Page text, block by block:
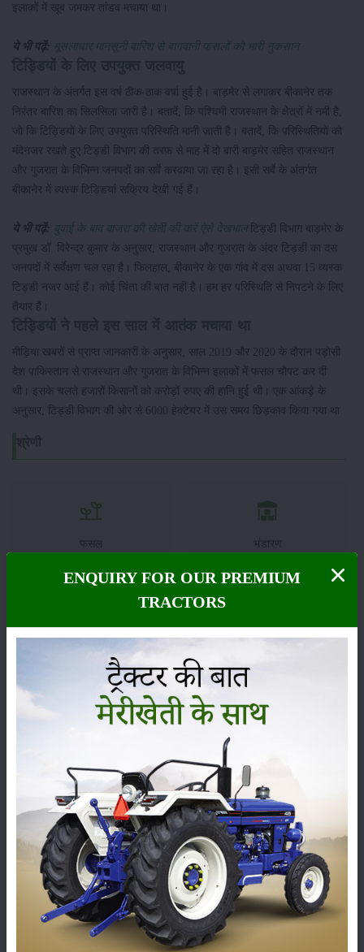
इलाकों में खूब जमकर तांडव मचाया था।
ये भी पढ़ें: मूसलाधार मानसूनी बारिश से बागवानी फसलों को भारी नुकसान
राजस्थान के अंतर्गत इस वर्ष ठीक-ठाक वर्षा हुई है। बाड़मेर से लगाकर बीकानेर तक
निरंतर बारिश का सिलसिला जारी है। बतादें, कि पश्चिमी राजस्थान के क्षेत्रों में नमी है,
जो कि टिड्डियों के लिए उपयुक्त परिस्थिति मानी जाती है। बतादें, कि परिस्थितियों को
मंदेनजर रखते हुए टिड्डी विभाग की तरफ से माह में दो बारी बाड़मेर सहित राजस्थान
और गुजरात के विभिन्न जनपदों का सर्वे करवाया जा रहा है। इसी सर्वे के अंतर्गत
बीकानेर में व्यस्क टिड्डियां सक्रिय देखी गई हैं।
ये भी पढ़ें: बुवाई के बाद बाजरा की खेती की करें ऐसे देखभाल
टिड्डी विभाग बाड़मेर के
प्रमुख डॉ. विरेन्द्र कुमार के अनुसार, राजस्थान और गुजरात के अंदर टिड्डी का दस
जनपदों में सर्वेक्षण चल रहा है। फिलहाल, बीकानेर के एक गांव में दस अथवा 15 व्यस्क
टिड्डी नजर आई हैं। कोई चिंता की बात नहीं है। हम हर परिस्थिति से निपटने के लिए
तैयार हैं।
मीड़िया खबरों से प्राप्त जानकारी के अनुसार, साल 2019 और 2020 के दौरान पड़ोसी
देश पाकिस्तान से राजस्थान और गुजरात के विभिन्न इलाकों में फसल चौपट कर दी
थी। इसके चलते हजारों किसानों को करोड़ों रुपए की हानि हुई थी। एक आंकड़े के
अनुसार, टिड्डी विभाग की ओर से 6000 हेक्टेयर में उस समय छिड़काव किया गया था
फसल भंडारण
कृषि यंत्र समाचार
सम्पादकीय अन्य
लाड़ली बहना योजना की 36वीं किस्त जारी, करोड़ों महिलाओं के
खातों में पहुंचे 1500 रुपये
16-May-2026
ENQUIRY FOR OUR PREMIUM
TRACTORS